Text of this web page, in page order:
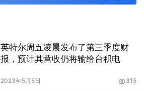
英特尔周五凌晨发布了第三季度财
报，预计其营收仍将输给台积电
2023年5月5日 315